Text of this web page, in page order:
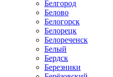
Белгород
Белово
Белогорск
Белорецк
Белореченск
Белый
Бердск
Березники